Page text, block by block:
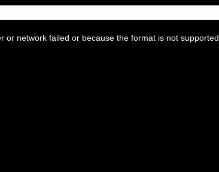
network failed or because the format is not supported.